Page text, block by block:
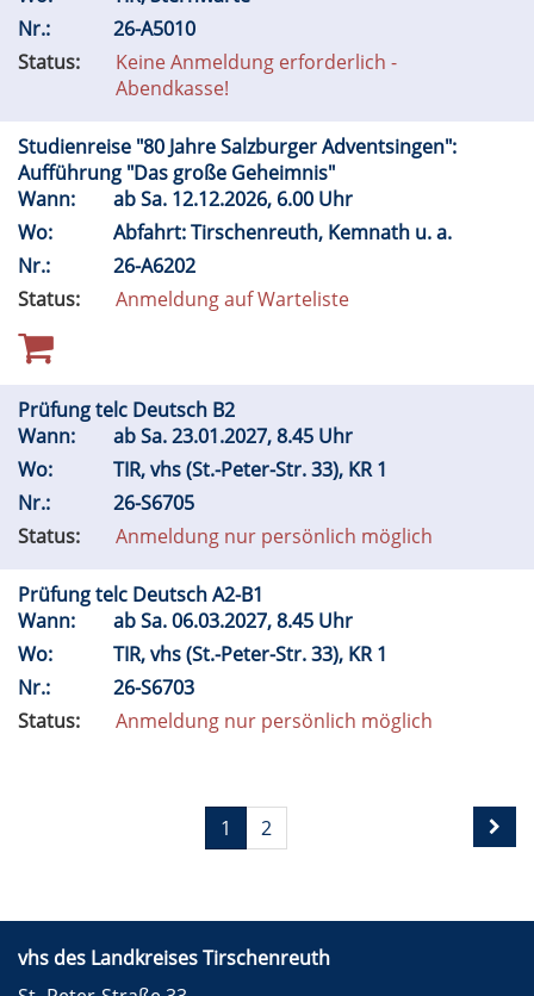
Nr.:
26-A5010
Status:
Keine Anmeldung erforderlich -
Abendkasse!
Studienreise "80 Jahre Salzburger Adventsingen":
Aufführung "Das große Geheimnis"
Wann:
abSa. 12.12.2026, 6.00 Uhr
Wo:
Abfahrt: Tirschenreuth, Kemnath u. a.
Nr.:
26-A6202
Status:
Anmeldung auf Warteliste
Prüfung telc Deutsch B2
Wann:
abSa.23.01.2027, 8.45 Uhr
Wo:
TIR, vhs (St.-Peter-Str. 33), KR 1
Nr.:
26-S6705
Status:
Anmeldung nur persönlich möglich
Prüfung telc Deutsch A2-B1
Wann:
abSa.06.03.2027, 8.45 Uhr
Wo:
TIR, vhs (St.-Peter-Str. 33), KR 1
Nr.:
26-S6703
Status:
Anmeldung nur persönlich möglich
1 2
vhs des Landkreises Tirschenreuth